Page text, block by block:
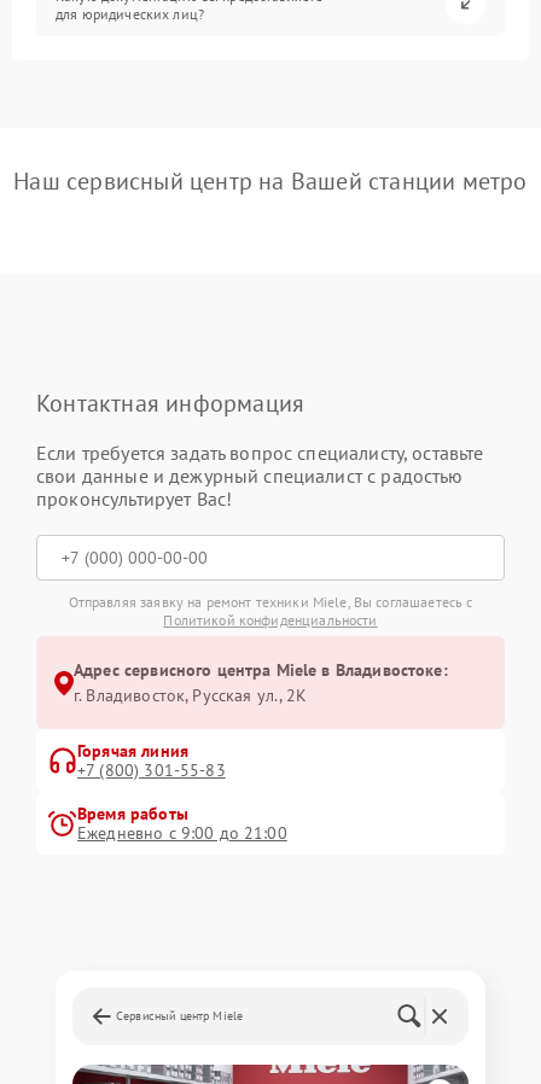
для юридических лиц?
Наш сервисный центр на Вашей станции метро
Контактная информация
Если требуется задать вопрос специалисту, оставьте
свои данные и дежурный специалист с радостью
проконсультирует Вас!
Отправляя заявку на ремонт техники Miele, Вы соглашаетесь с
Политикой конфиденциальности
Адрес сервисного центра Miele в Владивостоке:
г. Владивосток, Русская ул., 2К
Горячая линия
+7 (800) 301-55-83
Время работы
Ежедневно с 9:00 до 21:00
Сервисный центр Miele